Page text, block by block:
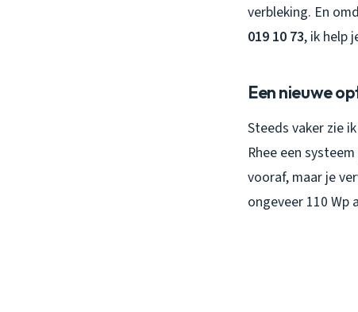
verbleking. En
019 10 73, ik help
Een nieuwe
Steeds vaker zie
Rhee een
vooraf, maar je
ongeveer 110 Wp